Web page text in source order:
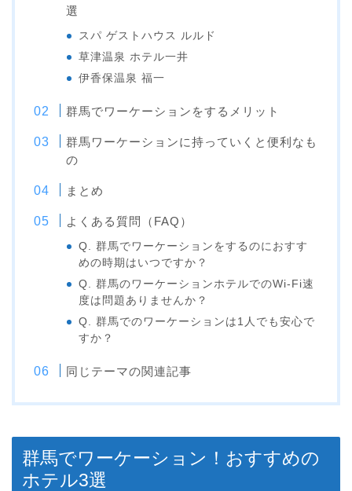
選
スパ ゲストハウス ルルド
草津温泉 ホテル一井
伊香保温泉 福一
群馬でワーケーションをするメリット
群馬ワーケーションに持っていくと便利なも
の
まとめ
よくある質問（FAQ）
Q. 群馬でワーケーションをするのにおすす
めの時期はいつですか？
Q. 群馬のワーケーションホテルでのWi-Fi速
度は問題ありませんか？
Q. 群馬でのワーケーションは1人でも安心で
すか？
同じテーマの関連記事
群馬でワーケーション！おすすめの
ホテル3選